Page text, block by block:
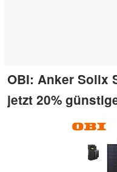
OBI: Anker Solix
jetzt 20%